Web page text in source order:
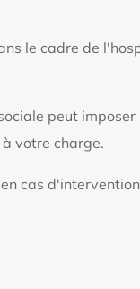
le cadre de
peut
votre charge.
cas